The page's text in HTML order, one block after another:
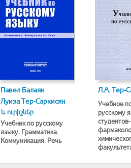
Павел Балаян
Луиза Тер-Саркисян
և ուրիշներ
Учебник по русскому
языку. Грамматика.
Коммуникация. Речь
Л.А. Тер-
Учебное
русскому
студентов-